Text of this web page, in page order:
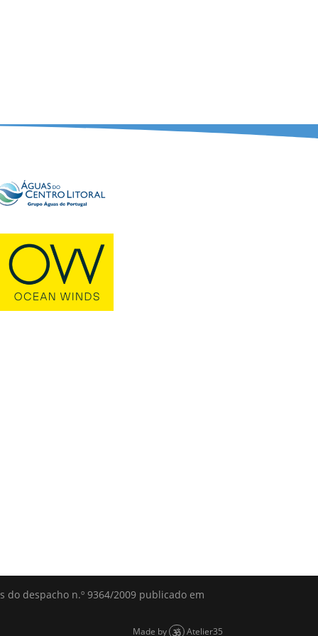
despacho n.º 9364/2009 publicado em
Made by Atelier35